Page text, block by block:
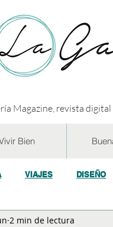
Magazine, revista
Bien
VIAJES DISEÑO
TECNOLOGÍA
2 min de lectura